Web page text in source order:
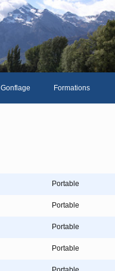
Gonflage Formations
Portable
Portable
Portable
Portable